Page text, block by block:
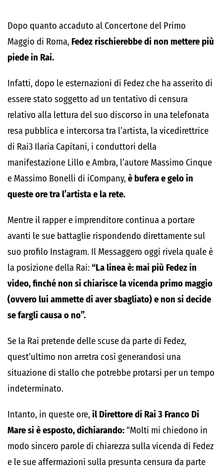
Dopo quanto accaduto al Concertone del Primo
Maggio di Roma, Fedez rischierebbe di non mettere più
piede in Rai.
Infatti, dopo le esternazioni di Fedez che ha asserito di
essere stato soggetto ad un tentativo di censura
relativo alla lettura del suo discorso in una telefonata
resa pubblica e intercorsa tra l’artista, la vicedirettrice
di Rai3 Ilaria Capitani, i conduttori della
manifestazione Lillo e Ambra, l’autore Massimo Cinque
e Massimo Bonelli di iCompany, è bufera e gelo in
queste ore tra l’artista e la rete.
Mentre il rapper e imprenditore continua a portare
avanti le sue battaglie rispondendo direttamente sul
suo profilo Instagram. Il Messaggero oggi rivela quale è
la posizione della Rai: “La linea è: mai più Fedez in
video, finché non si chiarisce la vicenda primo maggio
(ovvero lui ammette di aver sbagliato) e non si decide
se fargli causa o no”.
Se la Rai pretende delle scuse da parte di Fedez,
quest’ultimo non arretra così generandosi una
situazione di stallo che potrebbe protarsi per un tempo
indeterminato.
Intanto, in queste ore, il Direttore di Rai 3 Franco Di
Mare si è esposto, dichiarando: “Molti mi chiedono in
modo sincero parole di chiarezza sulla vicenda di Fedez
e le sue affermazioni sulla presunta censura da parte